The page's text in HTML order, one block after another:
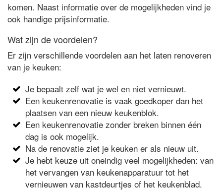
komen. Naast informatie over de mogelijkheden vind je
ook handige prijsinformatie.
Wat zijn de voordelen?
Er zijn verschillende voordelen aan het laten renoveren
van je keuken:
Je bepaalt zelf wat je wel en niet vernieuwt.
Een keukenrenovatie is vaak goedkoper dan het
plaatsen van een nieuw keukenblok.
Een keukenrenovatie zonder breken binnen één
dag is ook mogelijk.
Na de renovatie ziet je keuken er als nieuw uit.
Je hebt keuze uit oneindig veel mogelijkheden: van
het vervangen van keukenapparatuur tot het
vernieuwen van kastdeurtjes of het keukenblad.